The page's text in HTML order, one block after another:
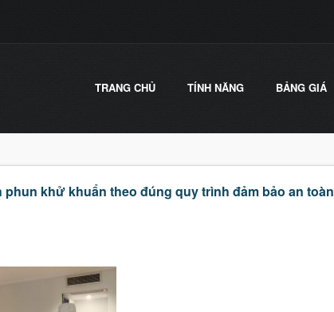
TRANG CHỦ TÍNH NĂNG BẢNG GIÁ
phun khử khuẩn theo đúng quy trình đảm bảo an toàn